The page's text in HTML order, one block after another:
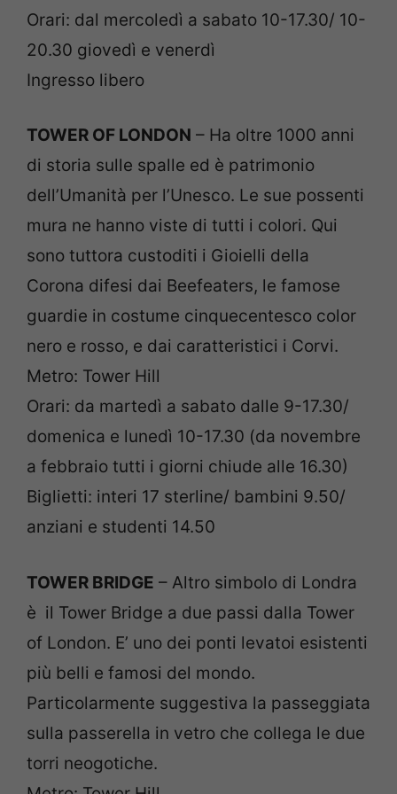
Orari: dal mercoledì a sabato 10-17.30/ 10-
20.30 giovedì e venerdì
Ingresso libero
TOWER OF LONDON – Ha oltre 1000 anni
di storia sulle spalle ed è patrimonio
dell’Umanità per l’Unesco. Le sue possenti
mura ne hanno viste di tutti i colori. Qui
sono tuttora custoditi i Gioielli della
Corona difesi dai Beefeaters, le famose
guardie in costume cinquecentesco color
nero e rosso, e dai caratteristici i Corvi.
Metro: Tower Hill
Orari: da martedì a sabato dalle 9-17.30/
domenica e lunedì 10-17.30 (da novembre
a febbraio tutti i giorni chiude alle 16.30)
Biglietti: interi 17 sterline/ bambini 9.50/
anziani e studenti 14.50
TOWER BRIDGE – Altro simbolo di Londra
è il Tower Bridge a due passi dalla Tower
of London. E’ uno dei ponti levatoi esistenti
più belli e famosi del mondo.
Particolarmente suggestiva la passeggiata
sulla passerella in vetro che collega le due
torri neogotiche.